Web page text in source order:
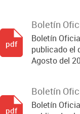
Boletín
Boletín
publicado el
Agosto del
pdf
Boletín
Boletín
pdf